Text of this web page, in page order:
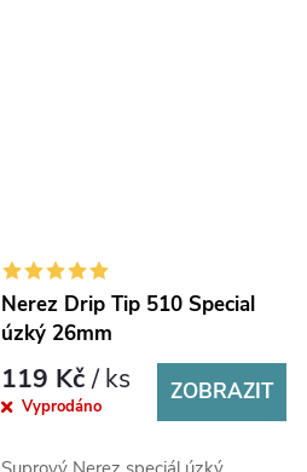
Nerez Drip Tip 510 Special
úzký 26mm
119 Kč/ ks
Vyprodáno
ZOBRAZIT